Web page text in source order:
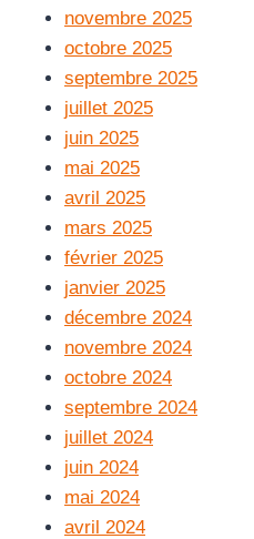
novembre 2025
octobre 2025
septembre 2025
juillet 2025
juin 2025
mai 2025
avril 2025
mars 2025
février 2025
janvier 2025
décembre 2024
novembre 2024
octobre 2024
septembre 2024
juillet 2024
juin 2024
mai 2024
avril 2024